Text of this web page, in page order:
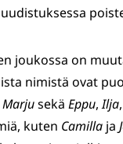
joukossa on
nimistä ovat
Marjusekä Eppu,Ilja
kuten Camilla ja